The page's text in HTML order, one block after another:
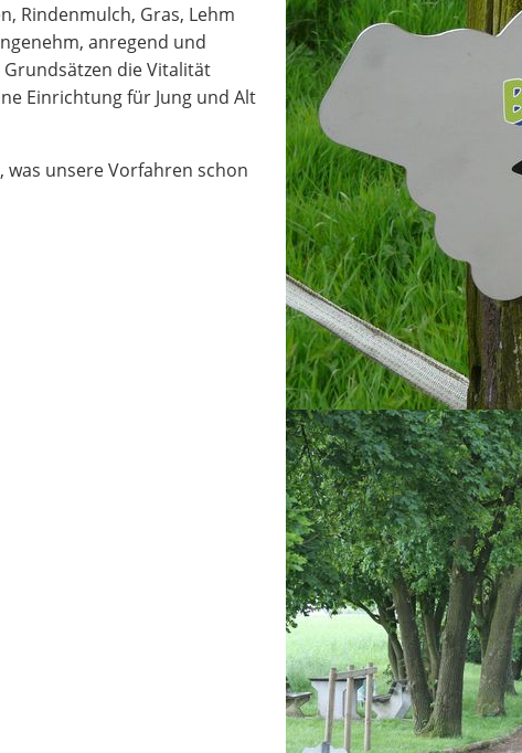
Rindenmulch, Gras, Lehm
anregend und
die Vitalität
Einrichtung für Jung und Alt
was unsere Vorfahren schon